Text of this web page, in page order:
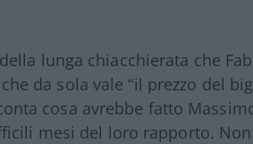
lunga chiacchierata che
da sola vale “il prezzo del
cosa avrebbe fatto
mesi del loro rapporto.